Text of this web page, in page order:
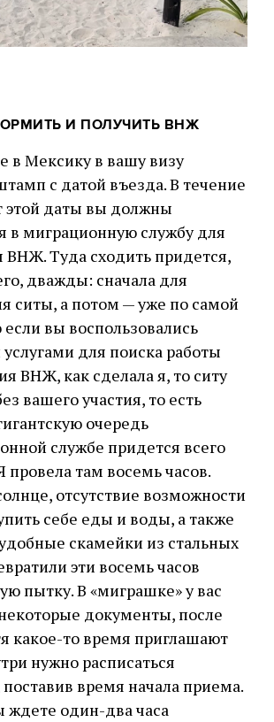
И ПОЛУЧИТЬ ВНЖ
в Мексику в вашу визу
с датой въезда. В течение
этой даты вы должны
в миграционную службу для
ВНЖ. Туда сходить придется,
дважды: сначала для
ситы, а потом — уже по самой
если вы воспользовались
для поиска работы
ВНЖ, как сделала я, то ситу
вашего участия, то есть
очередь
службе придется всего
провела там восемь часов.
отсутствие возможности
себе еды и воды, а также
скамейки из стальных
эти восемь часов
пытку. В «миграшке» у вас
документы, после
какое-то время приглашают
нужно расписаться
поставив время начала приема.
ждете один-два часа